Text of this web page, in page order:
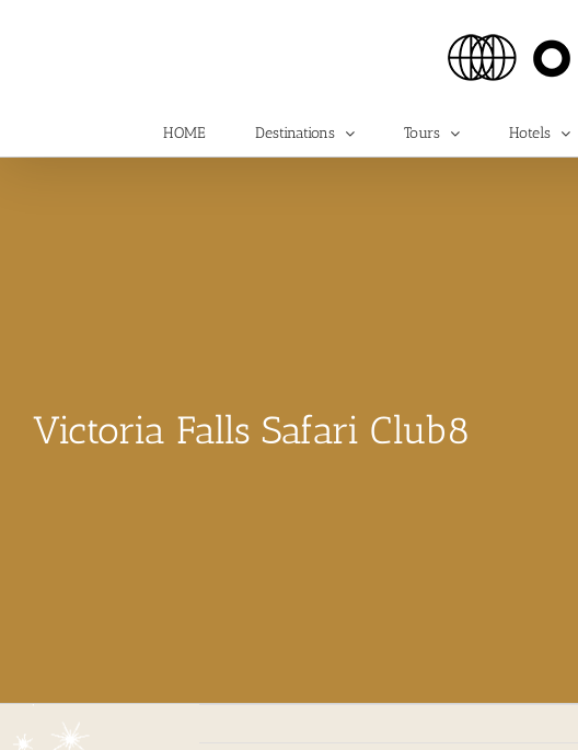
HOME Destinations Tours Hotels
Victoria Falls Safari Club8